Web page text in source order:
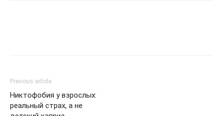
Previous article
Никтофобия у взрослых:
реальный страх, а не